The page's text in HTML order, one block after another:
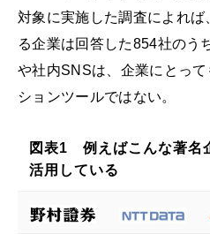
対象に実施した調査によれ
る企業は回答した854社のう
や社内SNSは、企業にとっ
ションツールではない。
図表1 例えばこんな著名
活用している